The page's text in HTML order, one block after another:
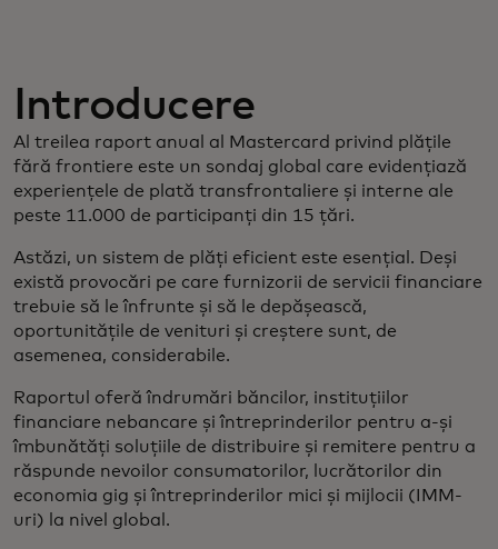
Introducere
Al treilea raport anual al Mastercard privind plățile
fără frontiere este un sondaj global care evidențiază
experiențele de plată transfrontaliere și interne ale
peste 11.000 de participanți din 15 țări.
Astăzi, un sistem de plăți eficient este esențial. Deși
există provocări pe care furnizorii de servicii financiare
trebuie să le înfrunte și să le depășească,
oportunitățile de venituri și creștere sunt, de
asemenea, considerabile.
Raportul oferă îndrumări băncilor, instituțiilor
financiare nebancare și întreprinderilor pentru a-și
îmbunătăți soluțiile de distribuire și remitere pentru a
răspunde nevoilor consumatorilor, lucrătorilor din
economia gig și întreprinderilor mici și mijlocii (IMM-
uri) la nivel global.